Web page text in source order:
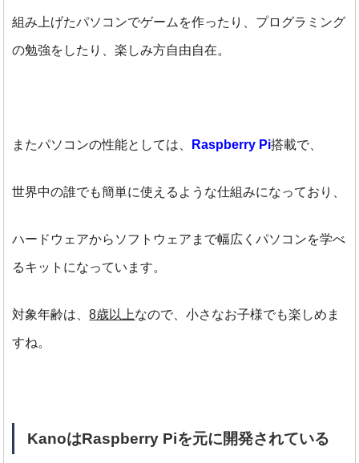
組み上げたパソコンでゲームを作ったり、プログラミング
の勉強をしたり、楽しみ方自由自在。
またパソコンの性能としては、 Raspberry Pi搭載で、
世界中の誰でも簡単に使えるような仕組みになっており、
ハードウェアからソフトウェアまで幅広くパソコンを学べ
るキットになっています。
対象年齢は、8歳以上なので、小さなお子様でも楽しめま
すね。
KanoはRaspberry Piを元に開発されている